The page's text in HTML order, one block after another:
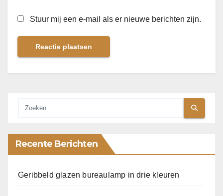
Stuur mij een e-mail als er nieuwe berichten zijn.
Recente Berichten
Geribbeld glazen bureaulamp in drie kleuren